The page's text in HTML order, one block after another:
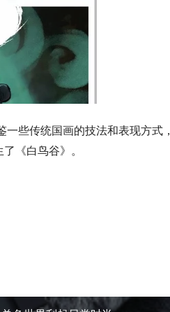
一些传统国画的技法和表现方式
《白鸟谷》。